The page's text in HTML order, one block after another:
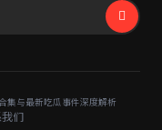
集与最新吃瓜事件深度解析
们